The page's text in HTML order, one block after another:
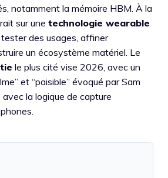
notamment la mémoire HBM. À la
sur une technologie wearable
des usages, affiner
un écosystème matériel. Le
le plus cité vise 2026, avec un
et “paisible” évoqué par Sam
la logique de capture